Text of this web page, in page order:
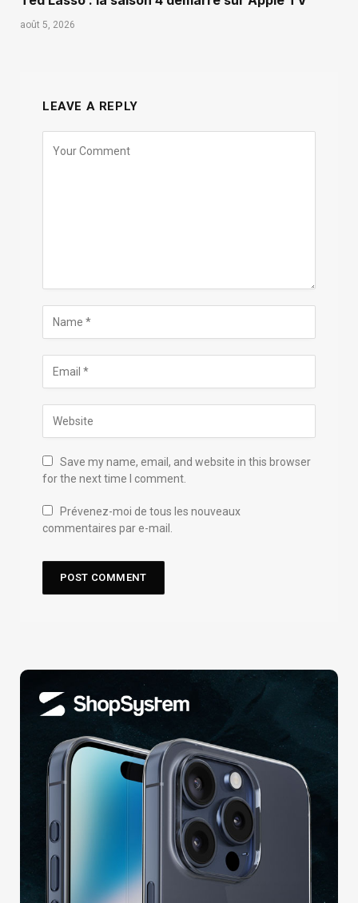
août 5, 2026
LEAVE A REPLY
Save my name, email, and website in this browser
for the next time I comment.
Prévenez-moi de tous les nouveaux
commentaires par e-mail.